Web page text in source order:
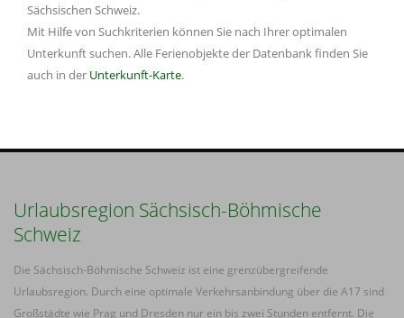
Sächsischen Schweiz.
Mit Hilfe von Suchkriterien können Sie nach Ihrer optimalen
Unterkunft suchen. Alle Ferienobjekte der Datenbank finden Sie
auch in der Unterkunft-Karte.
Urlaubsregion Sächsisch-Böhmische
Schweiz
Die Sächsisch-Böhmische Schweiz ist eine grenzübergreifende
Urlaubsregion. Durch eine optimale Verkehrsanbindung über die A17 sind
Großstädte wie Prag und Dresden nur ein bis zwei Stunden entfernt. Die